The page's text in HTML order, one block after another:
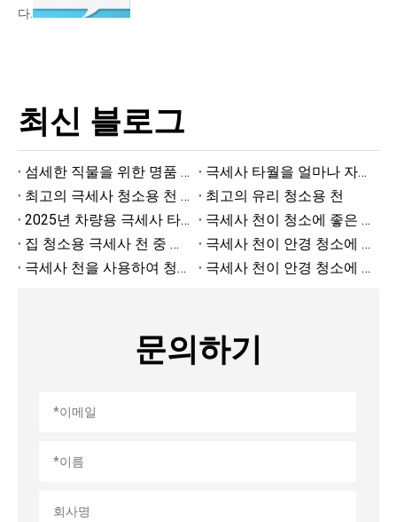
다.
최신 블로그
섬세한 직물을 위한 명품 청소용 천
극세사 타월을 얼마나 자주 교체해야 합니까?
최고의 극세사 청소용 천 제조업체
최고의 유리 청소용 천
2025년 차량용 극세사 타월 상위 10개
극세사 천이 청소에 좋은 이유
집 청소용 극세사 천 중 가장 좋아하는 브랜드는 무엇입니까?
극세사 천이 안경 청소에 좋은가요?
극세사 천을 사용하여 청소하는 방법
극세사 천이 안경 청소에 좋은가요?
문의하기